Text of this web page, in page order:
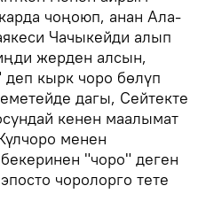
чоңоюп, анан Ала-
Чачыкейди алып
жерден алсын,
кырк чоро бөлүп
дагы, Сейтекте
кенен маалымат
менен
"чоро" деген
чоролорго тете